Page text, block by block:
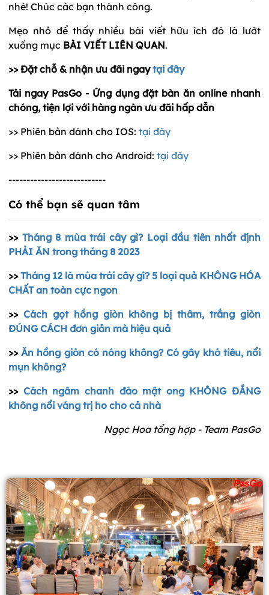
nhé! Chúc các bạn thành công.
Mẹo nhỏ để thấy nhiều bài viết hữu ích đó là lướt
xuống mục BÀI VIẾT LIÊN QUAN.
>> Đặt chỗ & nhận ưu đãi ngaytại đây
Tải ngay PasGo - Ứng dụng đặt bàn ăn online nhanh
chóng, tiện lợi với hàng ngàn ưu đãi hấp dẫn
>> Phiên bản dành cho IOS: tại đây
>> Phiên bản dành cho Android: tại đây
---------------------------
Có thể bạn sẽ quan tâm
>> Tháng 8 mùa trái cây gì? Loại đầu tiên nhất định
PHẢI ĂN trong tháng 8 2023
>>Tháng 12 là mùa trái cây gì? 5 loại quả KHÔNG HÓA
CHẤT an toàn cực ngon
>> Cách gọt hồng giòn không bị thâm, trắng giòn
ĐÚNG CÁCH đơn giản mà hiệu quả
>>Ăn hồng giòn có nóng không? Có gây khó tiêu, nổi
mụn không?
>> Cách ngâm chanh đào mật ong KHÔNG ĐẮNG
không nổi váng trị ho cho cả nhà
Ngọc Hoa tổng hợp - Team PasGo